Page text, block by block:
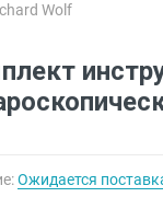
Wolf
Ожидается